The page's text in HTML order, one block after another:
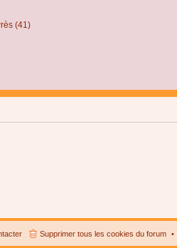
(41)
Supprimer tous les cookies du forum